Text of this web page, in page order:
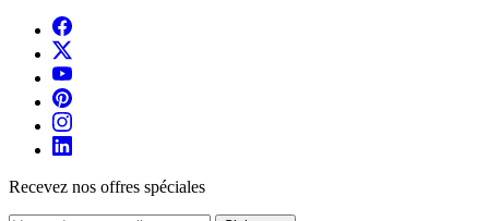
Recevez nos offres spéciales